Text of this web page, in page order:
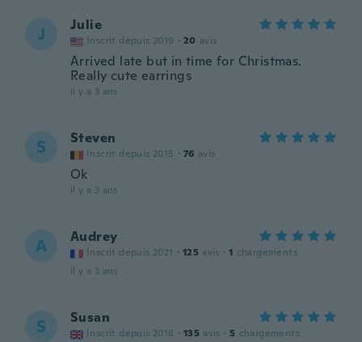
J Julie
Inscrit depuis 2019 · 20 avis
Arrived late but in time for Christmas.
Really cute earrings
il y a 3 ans
S Steven
Inscrit depuis 2015 · 76 avis
Ok
il y a 3 ans
A Audrey
Inscrit depuis 2021 · 125 avis · 1 chargements
il y a 3 ans
S Susan
Inscrit depuis 2018 · 135 avis · 5 chargements